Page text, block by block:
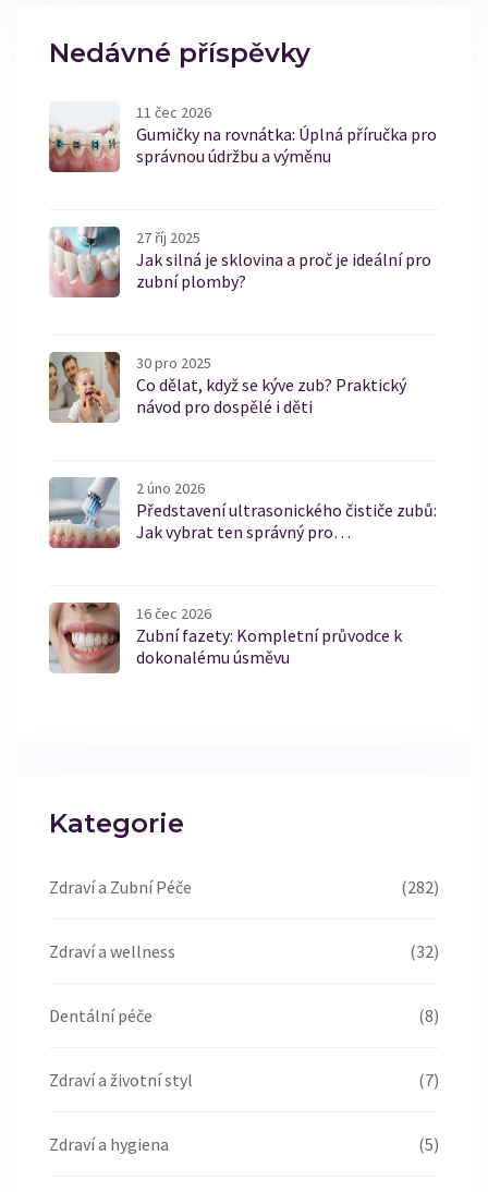
Nedávné příspěvky
11 čec 2026
Gumičky na rovnátka: Úplná příručka pro
správnou údržbu a výměnu
27 říj 2025
Jak silná je sklovina a proč je ideální pro
zubní plomby?
30 pro 2025
Co dělat, když se kýve zub? Praktický
návod pro dospělé i děti
2 úno 2026
Představení ultrasonického čističe zubů:
Jak vybrat ten správný pro
16 čec 2026
Zubní fazety: Kompletní průvodce k
dokonalému úsměvu
Kategorie
Zdraví a Zubní Péče (282)
Zdraví a wellness (32)
Dentální péče (8)
Zdraví a životní styl (7)
Zdraví a hygiena (5)